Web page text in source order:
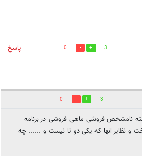
3
0
پاسخ
3
0
نامشخص فروشى ماهى فروشى در برنامه
و نظاير انها كه يكى دو تا نيست و ...... چه